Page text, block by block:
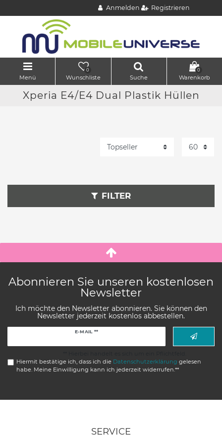
Anmelden Registrieren
Menü
0
Wunschliste Suche
0
Warenkorb
Xperia E4/E4 Dual Plastik Hüllen
FILTER
Abonnieren Sie unseren kostenlosen
Newsletter
Ich möchte den Newsletter abonnieren. Sie können den
Newsletter jederzeit kostenlos abbestellen.
E-MAIL **
Hiermit bestätige ich, dass ich die Daten­schutz­erklärung gelesen
habe. Meine Einwilligung kann ich jederzeit widerrufen.**
SERVICE